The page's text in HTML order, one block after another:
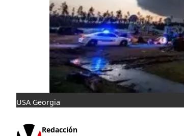
USA Georgia
Redacción